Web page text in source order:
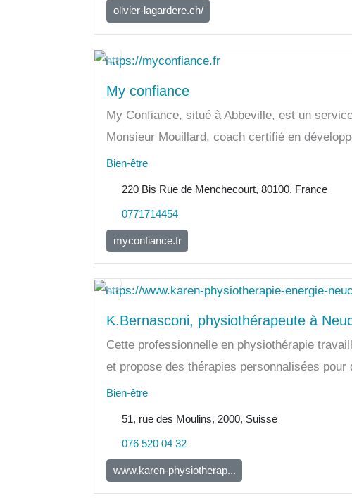
olivier-lagardere.ch/
My confiance
My Confiance, situé à Abbeville, est un
Monsieur Mouillard, coach certifié en
Bien-être
220 Bis Rue de Menchecourt, 80100, France
0771714454
myconfiance.fr
K.Bernasconi, physiothérapeute à
Cette professionnelle en physiothérapie
et propose des thérapies personnalisées pour
Bien-être
51, rue des Moulins, 2000, Suisse
076 520 04 32
www.karen-physiotherap...